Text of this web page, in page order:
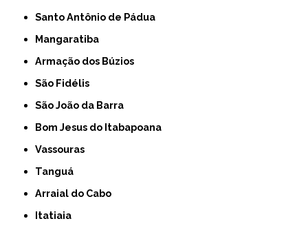
Santo Antônio de Pádua
Mangaratiba
Armação dos Búzios
São Fidélis
São João da Barra
Bom Jesus do Itabapoana
Vassouras
Tanguá
Arraial do Cabo
Itatiaia